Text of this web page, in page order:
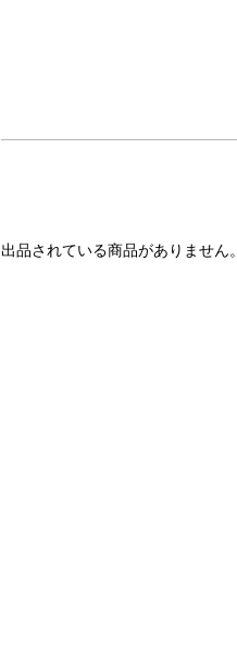
出品されている商品がありません。